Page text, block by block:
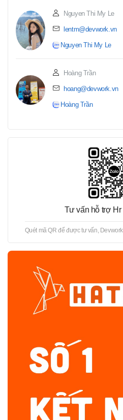
Nguyen Thi My Le
lentm@devwork.vn
Nguyen Thi My Le
Hoàng Trần
hoang@devwork.vn
Hoàng Trần
Tư vấn hỗ trợ
Quét mã QR để được tư vấn,